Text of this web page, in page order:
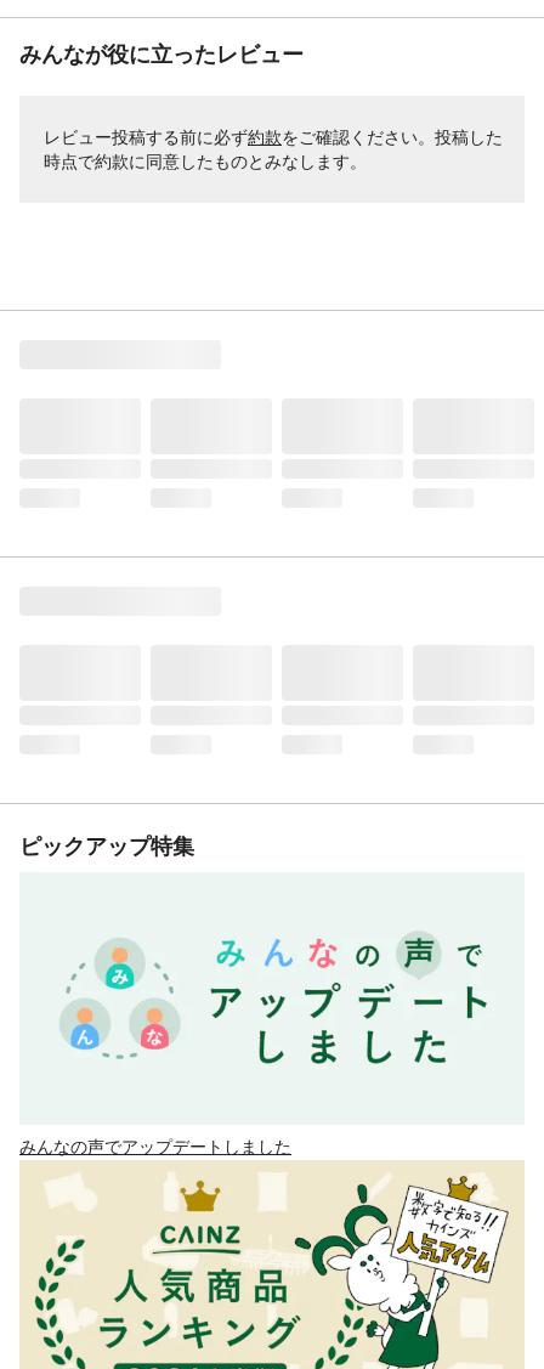
みんなが役に立ったレビュー
レビュー投稿する前に必ず約款をご確認ください。投稿した
時点で約款に同意したものとみなします。
ピックアップ特集
みんなの声でアップデートしました